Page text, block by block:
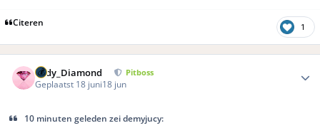
Citeren 1
Lady_Diamond Pitboss
Geplaatst 18 juni18 jun
10 minuten geleden zei demyjucy: